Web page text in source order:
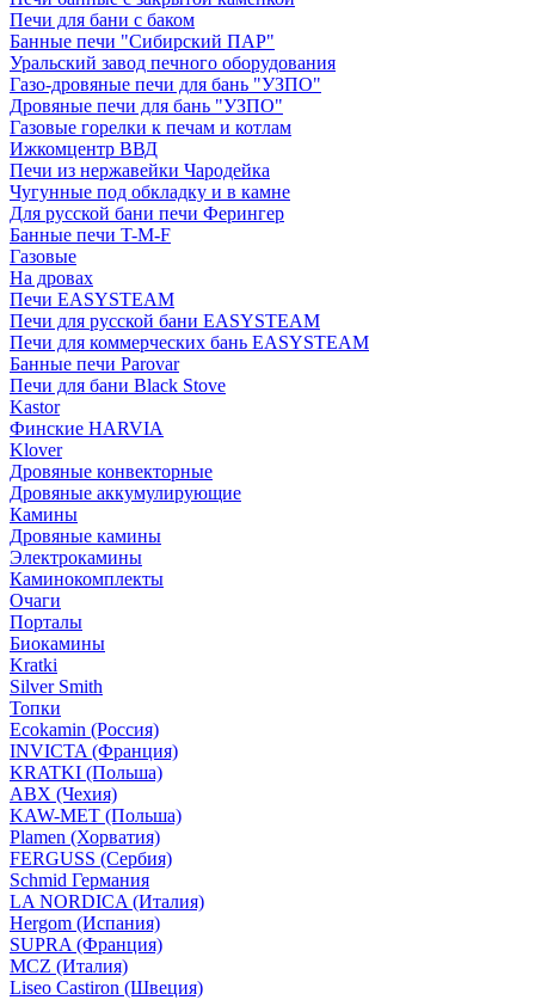
Печи для бани с баком
Банные печи "Сибирский ПАР"
Уральский завод печного оборудования
Газо-дровяные печи для бань "УЗПО"
Дровяные печи для бань "УЗПО"
Газовые горелки к печам и котлам
Ижкомцентр ВВД
Печи из нержавейки Чародейка
Чугунные под обкладку и в камне
Для русской бани печи Ферингер
Банные печи T-M-F
Газовые
На дровах
Печи EASYSTEAM
Печи для русской бани EASYSTEAM
Печи для коммерческих бань EASYSTEAM
Банные печи Parovar
Печи для бани Black Stove
Kastor
Финские HARVIA
Klover
Дровяные конвекторные
Дровяные аккумулирующие
Камины
Дровяные камины
Электрокамины
Каминокомплекты
Очаги
Порталы
Биокамины
Kratki
Silver Smith
Топки
Ecokamin (Россия)
INVICTA (Франция)
KRATKI (Польша)
ABX (Чехия)
KAW-MET (Польша)
Plamen (Хорватия)
FERGUSS (Сербия)
Schmid Германия
LA NORDICA (Италия)
Hergom (Испания)
SUPRA (Франция)
MCZ (Италия)
Liseo Castiron (Швеция)